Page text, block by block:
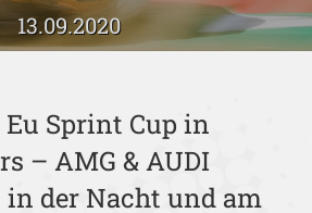
13.09.2020
Sprint Cup in
– AMG & AUDI
der Nacht und am